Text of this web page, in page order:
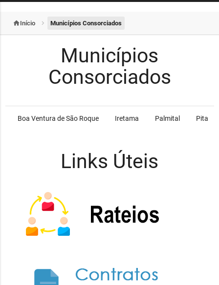
homeInício chevron_right Municípios Consorciados
Municípios
Consorciados
Boa Ventura de São Roque Iretama Palmital
Links Úteis